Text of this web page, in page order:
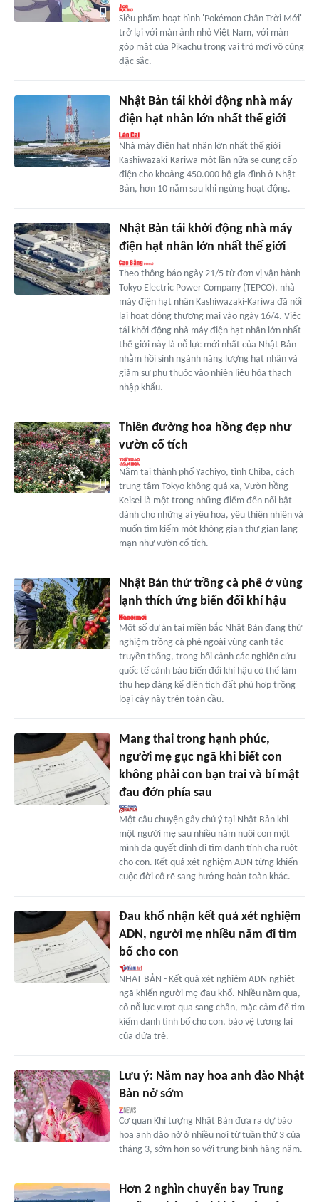
Siêu phẩm hoạt hình 'Pokémon Chân Trời Mới'
trở lại với màn ảnh nhỏ Việt Nam, với màn
góp mặt của Pikachu trong vai trò mới vô cùng
đặc sắc.
Nhật Bản tái khởi động nhà máy
điện hạt nhân lớn nhất thế giới
Nhà máy điện hạt nhân lớn nhất thế giới
Kashiwazaki-Kariwa một lần nữa sẽ cung cấp
điện cho khoảng 450.000 hộ gia đình ở Nhật
Bản, hơn 10 năm sau khi ngừng hoạt động.
Nhật Bản tái khởi động nhà máy
điện hạt nhân lớn nhất thế giới
Theo thông báo ngày 21/5 từ đơn vị vận hành
Tokyo Electric Power Company (TEPCO), nhà
máy điện hạt nhân Kashiwazaki-Kariwa đã nối
lại hoạt động thương mại vào ngày 16/4. Việc
tái khởi động nhà máy điện hạt nhân lớn nhất
thế giới này là nỗ lực mới nhất của Nhật Bản
nhằm hồi sinh ngành năng lượng hạt nhân và
giảm sự phụ thuộc vào nhiên liệu hóa thạch
nhập khẩu.
Thiên đường hoa hồng đẹp như
vườn cổ tích
Nằm tại thành phố Yachiyo, tỉnh Chiba, cách
trung tâm Tokyo không quá xa, Vườn hồng
Keisei là một trong những điểm đến nổi bật
dành cho những ai yêu hoa, yêu thiên nhiên và
muốn tìm kiếm một không gian thư giãn lãng
mạn như vườn cổ tích.
Nhật Bản thử trồng cà phê ở vùng
lạnh thích ứng biến đổi khí hậu
Một số dự án tại miền bắc Nhật Bản đang thử
nghiệm trồng cà phê ngoài vùng canh tác
truyền thống, trong bối cảnh các nghiên cứu
quốc tế cảnh báo biến đổi khí hậu có thể làm
thu hẹp đáng kể diện tích đất phù hợp trồng
loại cây này trên toàn cầu.
Mang thai trong hạnh phúc,
người mẹ gục ngã khi biết con
không phải con bạn trai và bí mật
đau đớn phía sau
Một câu chuyện gây chú ý tại Nhật Bản khi
một người mẹ sau nhiều năm nuôi con một
mình đã quyết định đi tìm danh tính cha ruột
cho con. Kết quả xét nghiệm ADN từng khiến
cuộc đời cô rẽ sang hướng hoàn toàn khác.
Đau khổ nhận kết quả xét nghiệm
ADN, người mẹ nhiều năm đi tìm
bố cho con
NHẬT BẢN - Kết quả xét nghiệm ADN nghiệt
ngã khiến người mẹ đau khổ. Nhiều năm qua,
cô nỗ lực vượt qua sang chấn, mặc cảm để tìm
kiếm danh tính bố cho con, bảo vệ tương lai
của đứa trẻ.
Lưu ý: Năm nay hoa anh đào Nhật
Bản nở sớm
Cơ quan Khí tượng Nhật Bản đưa ra dự báo
hoa anh đào nở ở nhiều nơi từ tuần thứ 3 của
tháng 3, sớm hơn so với trung bình hàng năm.
Hơn 2 nghìn chuyến bay Trung